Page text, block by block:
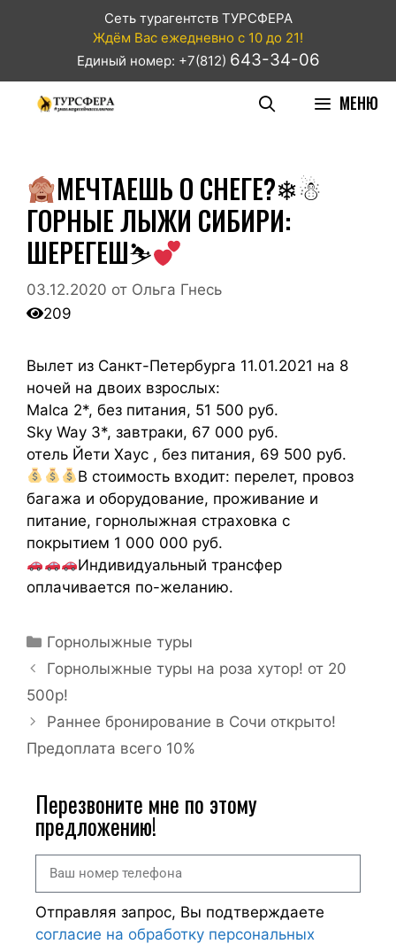
Сеть турагентств ТУРСФЕРА
Ждём Вас ежедневно с 10 до 21!
Единый номер: +7(812) 643-34-06
МЕНЮ
МЕЧТАЕШЬ О СНЕГЕ?❄☃
ГОРНЫЕ ЛЫЖИ СИБИРИ:
ШЕРЕГЕШ⛷
03.12.2020 от Ольга Гнесь
209
Вылет из Санкт-Петербурга 11.01.2021 на 8
ночей на двоих взрослых:
Malca 2*, без питания, 51 500 руб.
Sky Way 3*, завтраки, 67 000 руб.
отель Йети Хаус , без питания, 69 500 руб.
В стоимость входит: перелет, провоз
багажа и оборудование, проживание и
питание, горнолыжная страховка с
покрытием 1 000 000 руб.
Индивидуальный трансфер
оплачивается по-желанию.
Горнолыжные туры
Горнолыжные туры на роза хутор! от 20
500р!
Раннее бронирование в Сочи открыто!
Предоплата всего 10%
Перезвоните мне по этому
предложению!
Отправляя запрос, Вы подтверждаете
согласие на обработку персональных